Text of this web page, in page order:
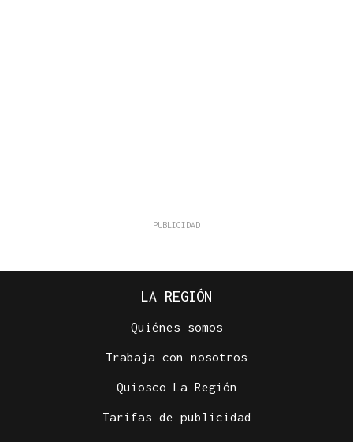
LA REGIÓN
Quiénes somos
Trabaja con nosotros
Quiosco La Región
Tarifas de publicidad